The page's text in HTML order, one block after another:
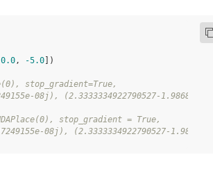
0.0, -5.0 ])
stop_gradient=True,
08j), (2.3333334922790527-
stop_gradient = True,
08j), (2.3333334922790527-